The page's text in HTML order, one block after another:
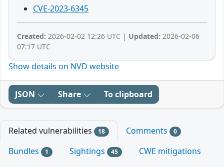
CVE-2023-6345
Created: 2026-02-02 12:26 UTC | Updated: 2026-02-06
07:17 UTC
Show details on NVD website
JSON Share To clipboard
Related vulnerabilities 18 Comments 0
Bundles 1 Sightings 45
CWE mitigations